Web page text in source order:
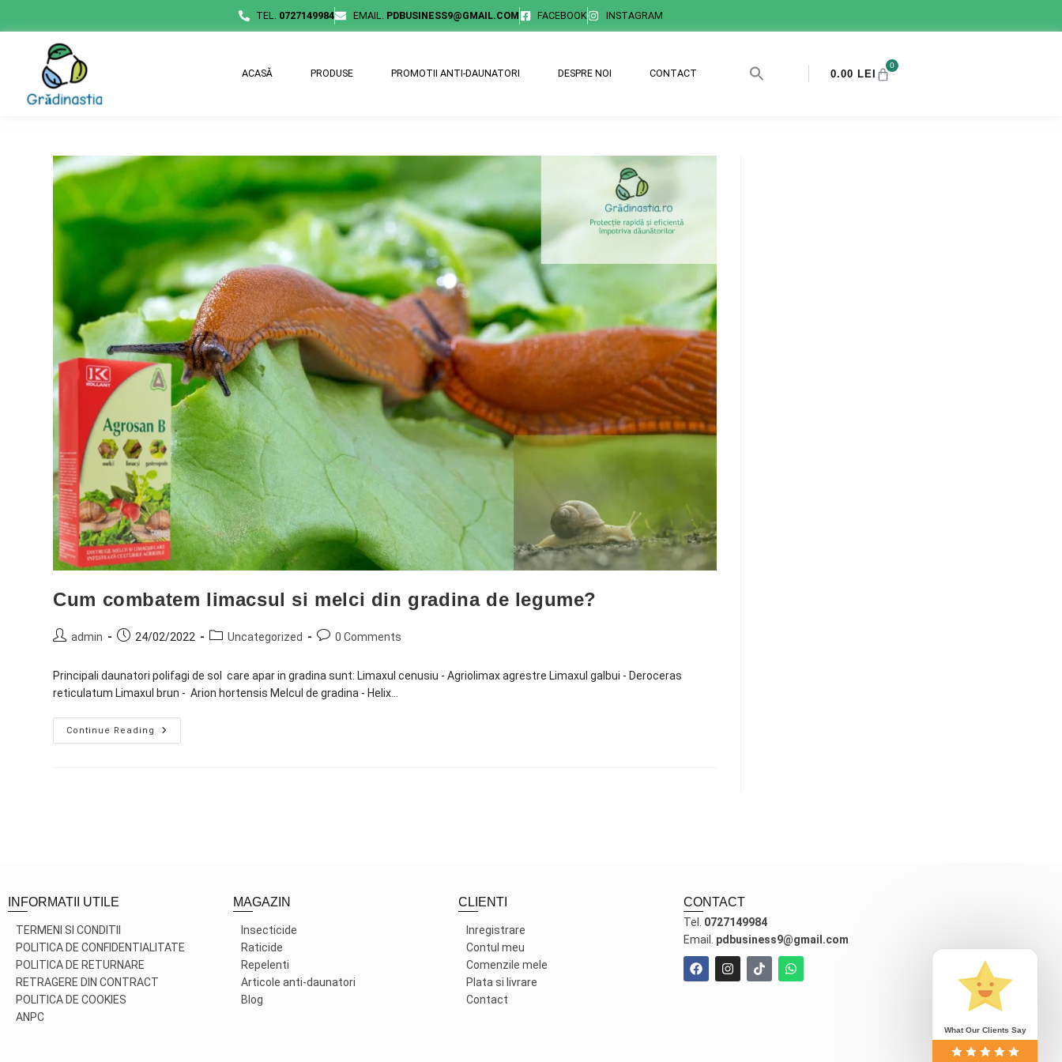
TEL. 0727149984 EMAIL. PDBUSINESS9@GMAIL.COM FACEBOOK INSTAGRAM
ACASĂ PRODUSE PROMOTII ANTI-DAUNATORI DESPRE NOI CONTACT 0.00 LEI
0
Cum combatem limacsul si melci din gradina de legume?
admin 24/02/2022 Uncategorized 0 Comments
Principali daunatori polifagi de sol care apar in gradina sunt: Limaxul cenusiu - Agriolimax agrestre Limaxul galbui - Deroceras
reticulatum Limaxul brun - Arion hortensis Melcul de gradina - Helix…
Continue Reading
INFORMATII UTILE
TERMENI SI CONDITII
POLITICA DE CONFIDENTIALITATE
POLITICA DE RETURNARE
RETRAGERE DIN CONTRACT
POLITICA DE COOKIES
ANPC
MAGAZIN
Insecticide
Raticide
Repelenti
Articole anti-daunatori
Blog
CLIENTI
Inregistrare
Contul meu
Comenzile mele
Plata si livrare
Contact
CONTACT
Tel. 0727149984
Email. pdbusiness9@gmail.com
What Our Clients Say